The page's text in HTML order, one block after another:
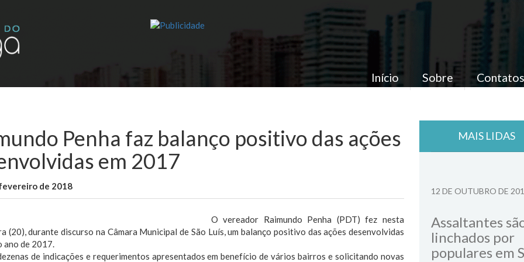
Início Sobre Contatos
Penha faz balanço positivo das ações
em 2017
de 2018
O vereador Raimundo Penha (PDT) fez nesta
(20), durante discurso na Câmara Municipal de São Luís, um balanço positivo das ações desenvolvidas
ano de 2017.
de indicações e requerimentos apresentados em benefício de vários bairros e solicitando novas
MAIS LIDAS
12 DE OUTUBRO DE
Assaltantes
linchados por
populares em